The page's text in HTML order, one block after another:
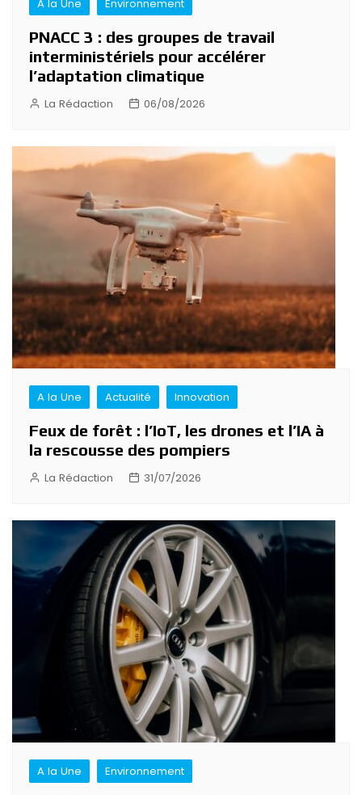
A la Une Environnement
PNACC 3 : des groupes de travail
interministériels pour accélérer
l’adaptation climatique
La Rédaction 06/08/2026
A la Une Actualité Innovation
Feux de forêt : l’IoT, les drones et l’IA à
la rescousse des pompiers
La Rédaction 31/07/2026
A la Une Environnement